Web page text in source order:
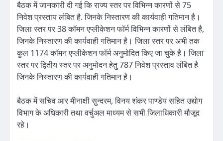
बैठक में जानकारी दी गई कि राज्य स्तर पर विभिन्न कारणों से 75
निवेश प्रस्ताय लंबित है. जिनके निस्तारण की कार्यवाही गतिमान है।
जिला स्तर पर 38 कॉमन एप्लीकेशन फॉर्म विभिन्न कारणों से लंबित है,
जिनके निस्तारण की कार्यवाही गतिमान है। जिला स्तर पर अभी तक
कुल 1174 कॉमन एप्लीकेशन फॉर्म अनुमोदित किए जा चुके है। जिला
स्तर पर द्वितीय स्तर पर अनुमोदन हेतु 787 निवेश प्रस्ताव लंबित है
जिनके निस्तारण की कार्यवाही गतिमान है।
बैठक में सचिव आर मीनाक्षी सुन्दरम, विनय शंकर पाण्डेय सहित उद्योग
विभाग के अधिकारी तथा वर्चुअल माध्यम से सभी जिलाधिकारी मौजूद
रहे।